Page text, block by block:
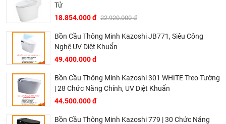
Tử
18.854.000 đ 22.920.000 đ
Bồn Cầu Thông Minh Kazoshi JB771, Siêu Công
Nghệ UV Diệt Khuẩn
49.400.000 đ
Bồn Cầu Thông Minh Kazoshi 301 WHITE Treo Tường
| 28 Chức Năng Chính, UV Diệt Khuẩn
44.500.000 đ
Bồn Cầu Thông Minh Kazoshi 779 | 30 Chức Năng